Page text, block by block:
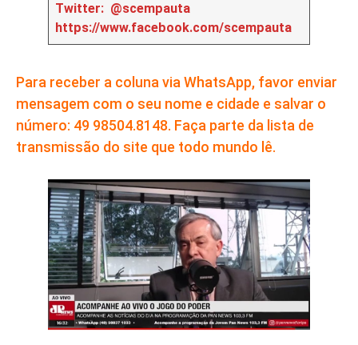
Twitter: @scempauta
https://www.facebook.com/scempauta
Para receber a coluna via WhatsApp, favor enviar
mensagem com o seu nome e cidade e salvar o
número: 49 98504.8148. Faça parte da lista de
transmissão do site que todo mundo lê.